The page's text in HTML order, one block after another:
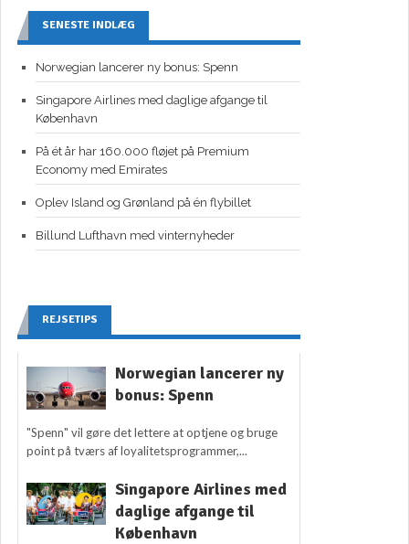
SENESTE INDLÆG
Norwegian lancerer ny bonus: Spenn
Singapore Airlines med daglige afgange til
København
På ét år har 160.000 fløjet på Premium
Economy med Emirates
Oplev Island og Grønland på én flybillet
Billund Lufthavn med vinternyheder
REJSETIPS
Norwegian lancerer ny
bonus: Spenn
"Spenn" vil gøre det lettere at optjene og bruge
point på tværs af loyalitetsprogrammer,...
Singapore Airlines med
daglige afgange til
København